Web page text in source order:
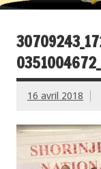
16 avril 2018